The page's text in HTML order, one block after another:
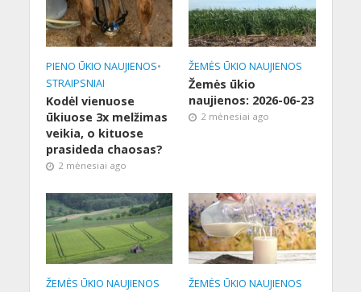
PIENO ŪKIO NAUJIENOS•
STRAIPSNIAI
Kodėl vienuose
ūkiuose 3x melžimas
veikia, o kituose
prasideda chaosas?
2 mėnesiai ago
ŽEMĖS ŪKIO NAUJIENOS
Žemės ūkio
naujienos: 2026-06-23
2 mėnesiai ago
ŽEMĖS ŪKIO NAUJIENOS ŽEMĖS ŪKIO NAUJIENOS